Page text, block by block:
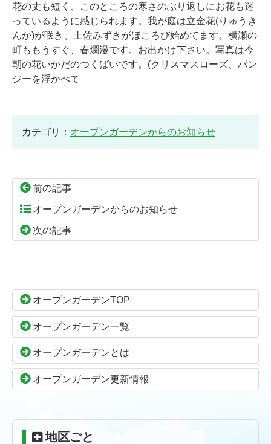
花の丈も短く、このところの寒さのぶり返しにお花も迷
っているように感じられます。我が庭は立金花(りゅうき
んか)が咲き、土佐みずきがほころび始めてます。横瀬の
町ももうすぐ、春爛漫です。お出かけ下さい。写真は今
朝の花いかだのつくばいです。(クリスマスローズ、パン
ジーを浮かべて
カテゴリ： オープンガーデンからのお知らせ
前の記事
オープンガーデンからのお知らせ
次の記事
ン
本
文
先
へ
る
の
頭
へ
る
オープンガーデンTOP
オープンガーデン一覧
オープンガーデンとは
オープンガーデン更新情報
地区ごと